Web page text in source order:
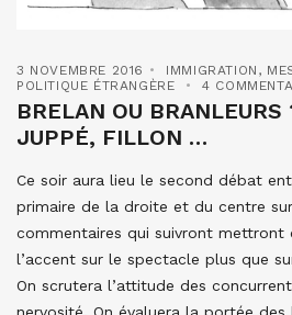
3 NOVEMBRE 2016 IMMIGRATION ,
POLITIQUE ÉTRANGÈRE
4
BRELAN OU BRANLEURS
JUPPÉ, FILLON …
Ce soir aura lieu le second débat
primaire de la droite et du centre
commentaires qui suivront mettront
l’accent sur le spectacle plus que
On scrutera l’attitude des
nervosité. On évaluera la portée